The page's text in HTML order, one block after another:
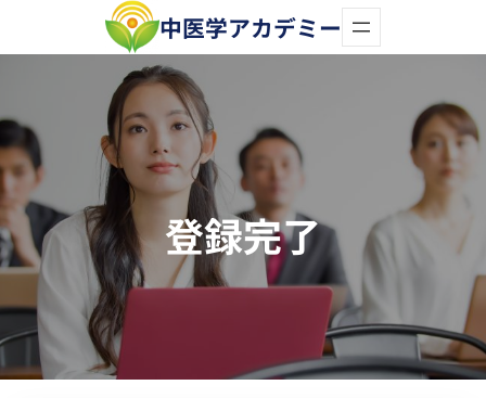
容
ス
キ
ッ
プ
中医学アカデミー
登録完了